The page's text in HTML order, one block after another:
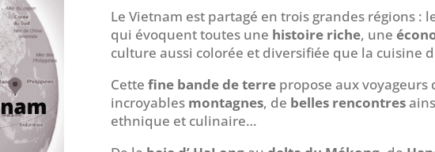
Le Vietnam est partagé en trois grandes régions :
qui évoquent toutes une histoire riche, une
culture aussi colorée et diversifiée que la cuisine
Cettefine bande de terre propose aux voyageurs
incroyables montagnes, de belles rencontres
ethnique et culinaire…